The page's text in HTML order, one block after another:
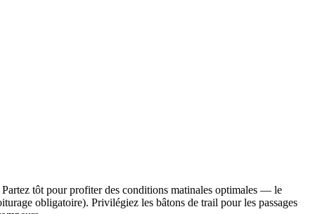
Partez tôt pour profiter des conditions matinales optimales — le
obligatoire). Privilégiez les bâtons de trail pour les passages